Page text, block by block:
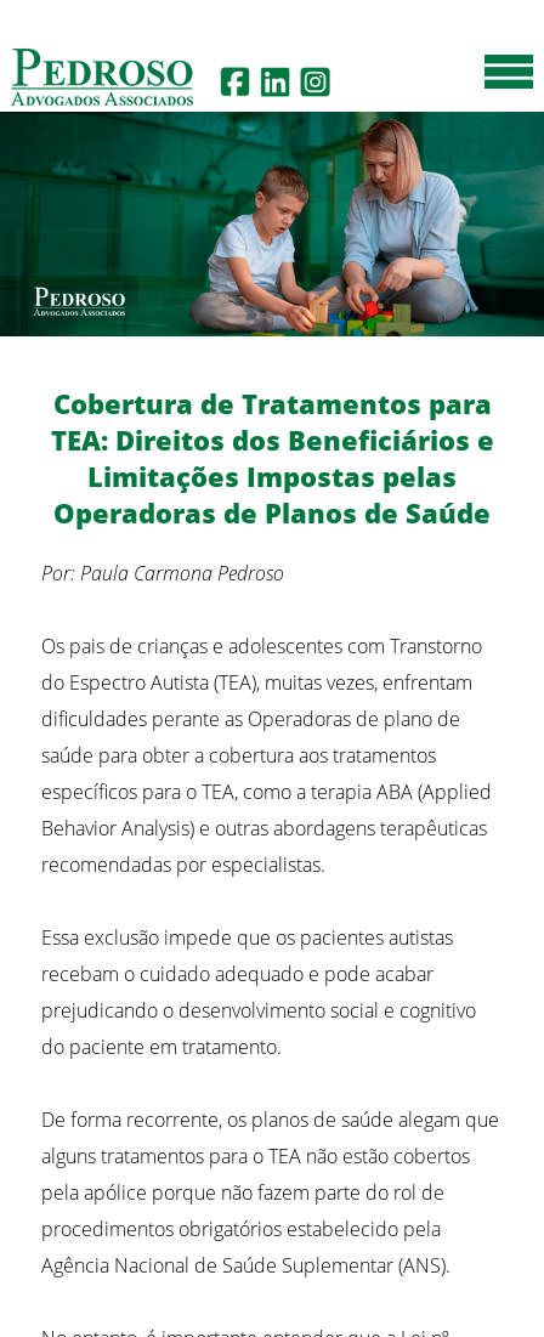
Cobertura de Tratamentos para
TEA: Direitos dos Beneficiários e
Limitações Impostas pelas
Operadoras de Planos de Saúde
Por: Paula Carmona Pedroso
Os pais de crianças e adolescentes com Transtorno
do Espectro Autista (TEA), muitas vezes, enfrentam
dificuldades perante as Operadoras de plano de
saúde para obter a cobertura aos tratamentos
específicos para o TEA, como a terapia ABA (Applied
Behavior Analysis) e outras abordagens terapêuticas
recomendadas por especialistas.
Essa exclusão impede que os pacientes autistas
recebam o cuidado adequado e pode acabar
prejudicando o desenvolvimento social e cognitivo
do paciente em tratamento.
De forma recorrente, os planos de saúde alegam que
alguns tratamentos para o TEA não estão cobertos
pela apólice porque não fazem parte do rol de
procedimentos obrigatórios estabelecido pela
Agência Nacional de Saúde Suplementar (ANS).